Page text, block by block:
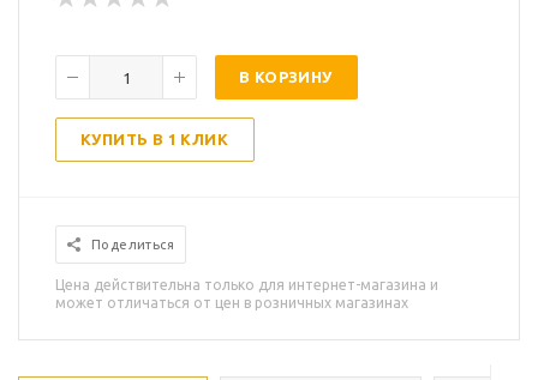
В КОРЗИНУ
КУПИТЬ В 1 КЛИК
Поделиться
Цена действительна только для интернет-магазина и
может отличаться от цен в розничных магазинах